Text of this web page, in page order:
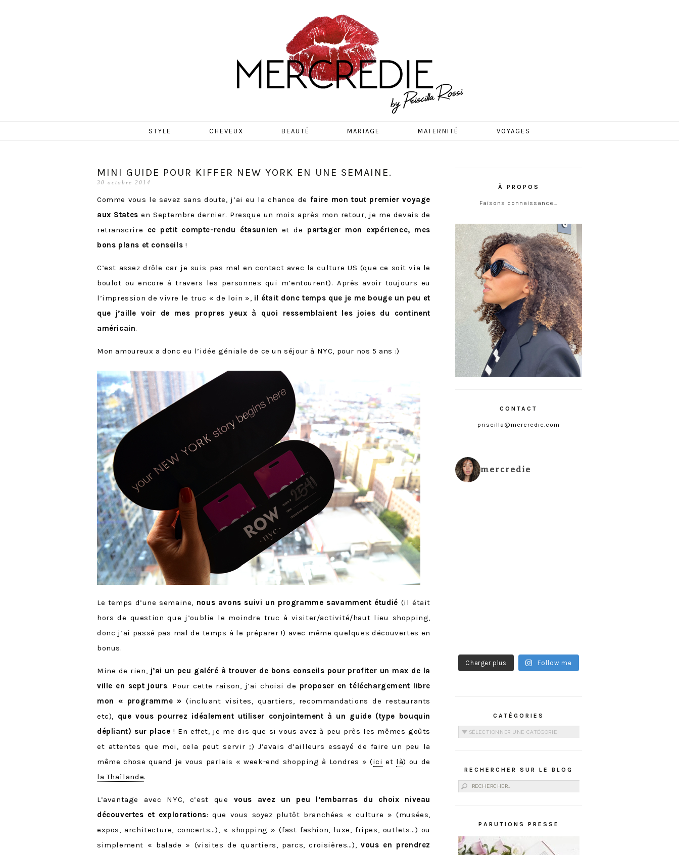
MERCREDIE
STYLE CHEVEUX BEAUTÉ MARIAGE MATERNITÉ VOYAGES
MINI GUIDE POUR KIFFER NEW YORK EN UNE SEMAINE.
30 octobre 2014
Comme vous le savez sans doute, j’ai eu la chance de faire mon tout premier voyage
aux States en Septembre dernier. Presque un mois après mon retour, je me devais de
retranscrire ce petit compte-rendu étasunien et de partager mon expérience, mes
bons plans et conseils !
C’est assez drôle car je suis pas mal en contact avec la culture US (que ce soit via le
boulot ou encoreà travers les personnes qui m’entourent). Après avoir toujours eu
l’impression de vivre le truc « de loin », il était donc temps que je me bouge un peu et
que j’aille voir de mes propres yeux à quoi ressemblaient les joies du continent
américain.
Mon amoureux a donc eu l’idée géniale de ce un séjour à NYC, pour nos 5 ans :)
Le temps d’une semaine, nous avons suivi un programme savamment étudié (il était
hors de question que j’oublie le moindre truc à visiter/activité/haut lieu shopping,
donc j’ai passé pas mal de temps à le préparer !) avec même quelques découvertes en
bonus.
Mine de rien, j’ai un peu galéré à trouver de bons conseils pour profiter un max de la
ville en sept jours. Pour cette raison, j’ai choisi de proposer en téléchargement libre
mon « programme »(incluant visites, quartiers, recommandations de restaurants
etc), que vous pourrez idéalement utiliser conjointement à un guide (type bouquin
dépliant) sur place ! En effet, je me dis que si vous avezà peu près les mêmes goûts
et attentes que moi, cela peut servir ;) J’avais d’ailleurs essayé de faire un peu la
même chose quand je vous parlais « week-end shopping à Londres » (ici et là) ou de
la Thaïlande.
L’avantage avec NYC, c’est que vous avez un peu l’embarras du choix niveau
découvertes et explorations: que vous soyez plutôt branchées « culture » (musées,
expos, architecture, concerts…), « shopping » (fast fashion, luxe, fripes, outlets…) ou
simplement « balade » (visites de quartiers, parcs, croisières…),vous en prendrez
À PROPOS
Faisons connaissance…
CONTACT
priscilla@mercredie.com
mercredie
Charger plus Follow me
CATÉGORIES
Catégories
RECHERCHER SUR LE BLOG
Rechercher :
PARUTIONS PRESSE